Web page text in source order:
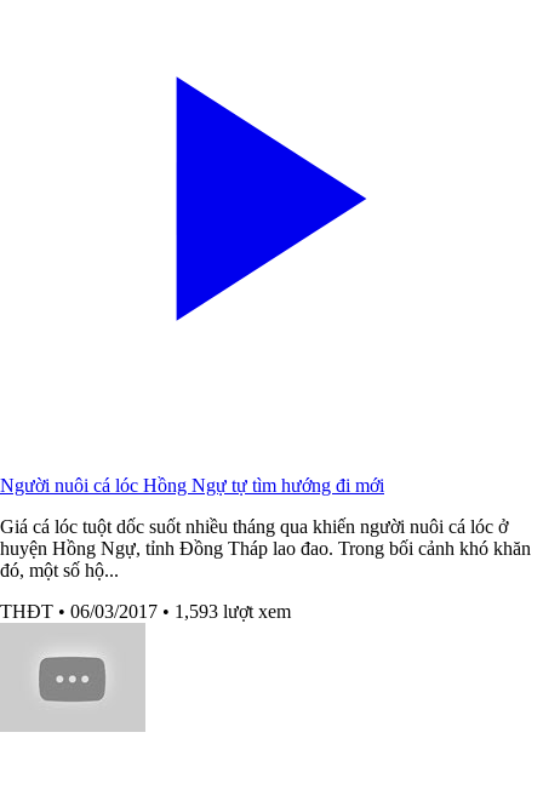
Người nuôi cá lóc Hồng Ngự tự tìm hướng đi mới
Giá cá lóc tuột dốc suốt nhiều tháng qua khiến người nuôi cá lóc ở
huyện Hồng Ngự, tỉnh Đồng Tháp lao đao. Trong bối cảnh khó khăn
đó, một số hộ...
THĐT • 06/03/2017 • 1,593 lượt xem